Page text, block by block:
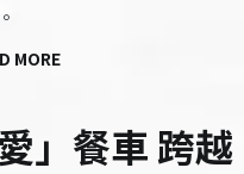
MORE
」餐車 跨越